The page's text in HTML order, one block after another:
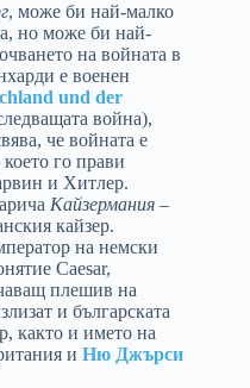
, може би най-малко
но може би най-
на войната в
е военен
und der
война),
че войната е
което го прави
и Хитлер.
Кайзермания –
кайзер.
на немски
Caesar,
плешив на
и българската
както и името на
и Ню Джърси